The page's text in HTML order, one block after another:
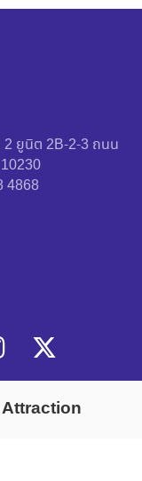
2 ยูนิต 2B-2-3 ถนน
4868
Attraction